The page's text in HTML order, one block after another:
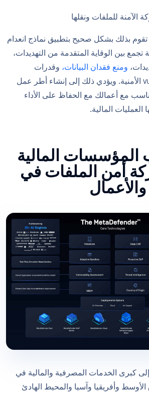
الآمنة للملفات ونقلها
بذلك بشكل صحيح بتطبيق نماذج انعدام
تجمع بين الوقاية المتقدمة من التهديدات،
ومنع فقدان البيانات، وقدرات
vulnerability detection الأمنية. ويؤدي ذلك إلى إنشاء أطر عمل
مع أعمالك مع الحفاظ على الأداء
العمليات المالية.
المالية
أمن الملفات في
كبرى الخدمات المصرفية والمالية في
وأفريقيا وآسيا والمحيط الهادئ